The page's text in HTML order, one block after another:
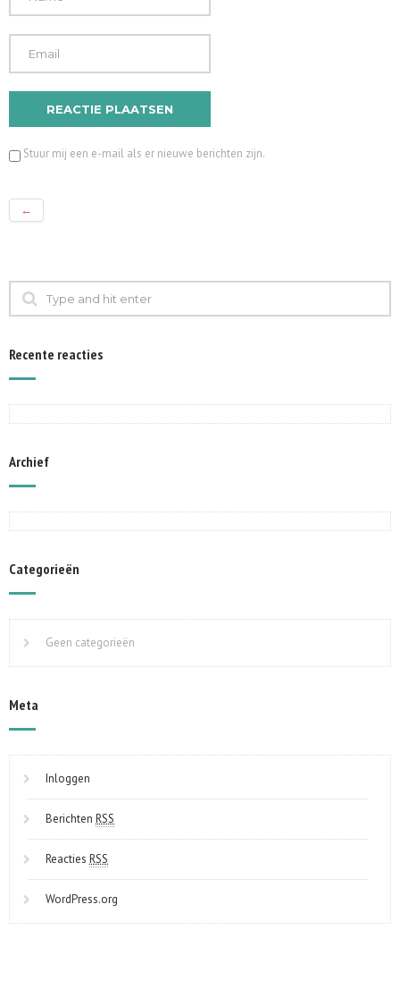
Stuur mij een e-mail als er nieuwe berichten zijn.
←
Recente reacties
Archief
Categorieën
Geen categorieën
Meta
Inloggen
Berichten RSS
Reacties RSS
WordPress.org